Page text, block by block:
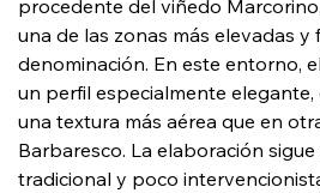
procedente del viñedo
una de las zonas más elevadas y
denominación. En este entorno,
un perfil especialmente
una textura más aérea que en
Barbaresco. La elaboración
tradicional y poco